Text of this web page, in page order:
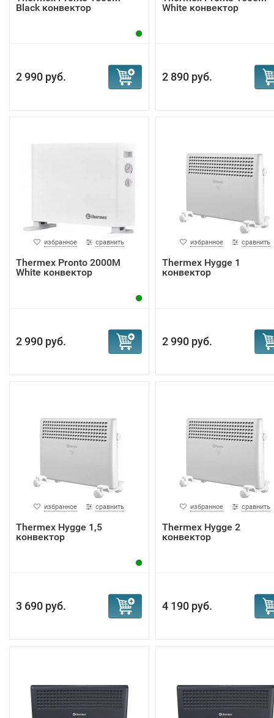
Black конвектор
2 990 руб.
White конвектор
2 890 руб.
избранное сравнить
Тhermex Pronto 2000M
White конвектор
2 990 руб.
избранное сравнить
Тhermex Hygge 1
конвектор
2 990 руб.
избранное сравнить
Тhermex Hygge 1,5
конвектор
3 690 руб.
избранное сравнить
Тhermex Hygge 2
конвектор
4 190 руб.